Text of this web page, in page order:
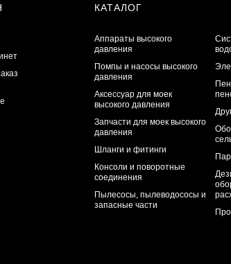
КАТАЛОГ
Аппараты высокого
давления
Помпы и насосы высокого
давления
Аксессуар для моек
высокого давления
Запчасти для моек высокого
давления
Шланги и фитинги
Консоли и поворотные
соединения
Пылесосы, пылеводососы и
запасные части